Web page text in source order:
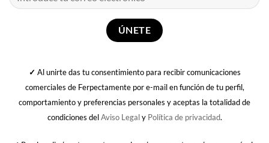
✓ Al unirte das tu consentimiento para recibir comunicaciones
comerciales de Ferpectamente por e-mail en función de tu perfil,
comportamiento y preferencias personales y aceptas la totalidad de
condiciones delAviso Legaly Política de privacidad.